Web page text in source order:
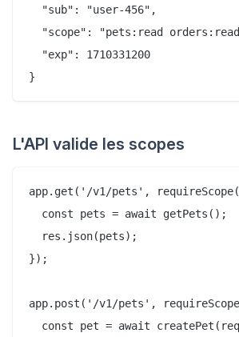
  "sub": "user-456",
"scope": "pets:read
  "exp": 1710331200
L'API valide les scopes
app.get('/v1/pets',
  const pets = await getPets();
  res.json(pets);
});
app.post('/v1/pets',
const pet = await